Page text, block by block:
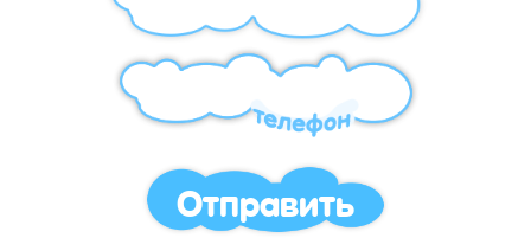
Отправить